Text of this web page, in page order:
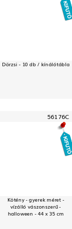
Dörzsi - 10 db / kínálótábla
56176C
Kötény - gyerek méret -
vízálló vászonszerű -
halloween - 44 x 35 cm